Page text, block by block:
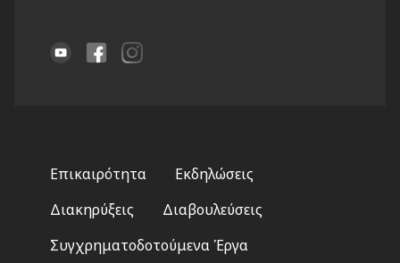
menu
Επικαιρότητα
Εκδηλώσεις
Διακηρύξεις
Διαβουλεύσεις
Συγχρηματοδοτούμενα Έργα